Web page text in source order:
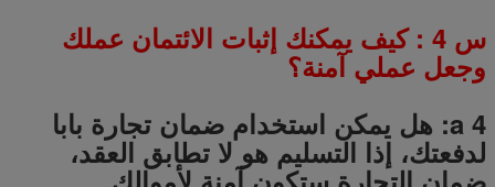
س 4 : كيف يمكنك إثبات الائتمان عملك
وجعل عملي آمنة؟
a 4: هل يمكن استخدام ضمان تجارة بابا
لدفعتك، إذا التسليم هو لا تطابق العقد،